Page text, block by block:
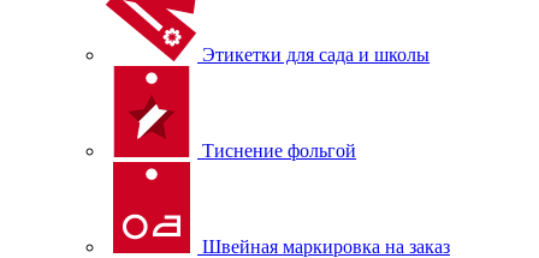
Этикетки для сада и школы
Тиснение фольгой
Швейная маркировка на заказ